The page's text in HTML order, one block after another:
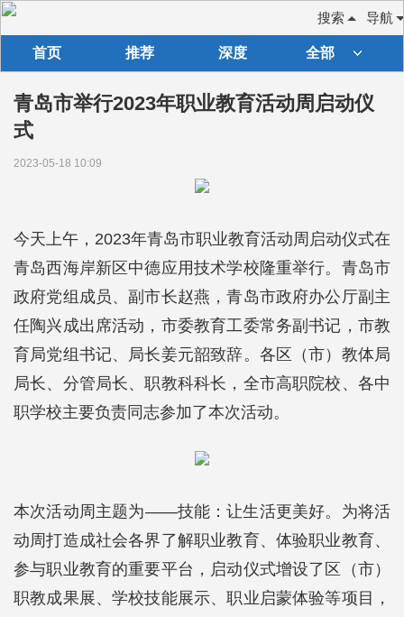
导航
搜索
首页 推荐 深度 全部
青岛市举行2023年职业教育活动周启动仪
式
2023-05-18 10:09
今天上午，2023年青岛市职业教育活动周启动仪式在
青岛西海岸新区中德应用技术学校隆重举行。青岛市
政府党组成员、副市长赵燕，青岛市政府办公厅副主
任陶兴成出席活动，市委教育工委常务副书记，市教
育局党组书记、局长姜元韶致辞。各区（市）教体局
局长、分管局长、职教科科长，全市高职院校、各中
职学校主要负责同志参加了本次活动。
本次活动周主题为——技能：让生活更美好。为将活
动周打造成社会各界了解职业教育、体验职业教育、
参与职业教育的重要平台，启动仪式增设了区（市）
职教成果展、学校技能展示、职业启蒙体验等项目，